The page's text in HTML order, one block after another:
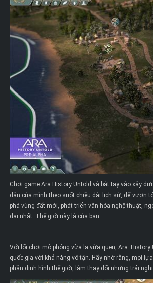
Chơi game Ara History Untold và bắt tay vào xây
dân của mình theo suốt chiều dài lịch sử, để vươn
phá vùng đất mới, phát triển văn hóa nghệ thuật,
đại nhất. Thế giới này là của bạn…
Với lối chơi mô phỏng vừa lạ vừa quen, Ara:
quốc gia với khả năng vô tận. Hãy nhớ rằng, mọi
phần định hình thế giới, làm thay đổi những trải